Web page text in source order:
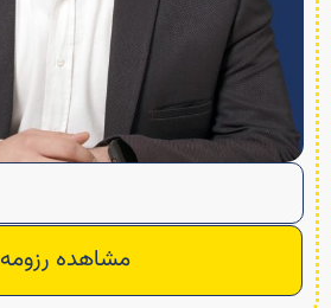
مشاهده رزومه